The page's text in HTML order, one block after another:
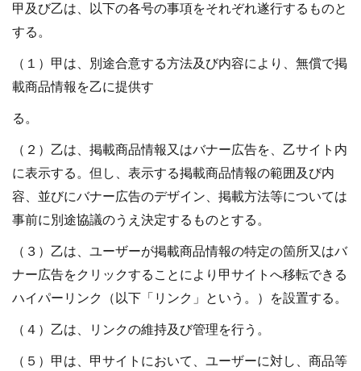
甲及び乙は、以下の各号の事項をそれぞれ遂行するものと
する。
（１）甲は、別途合意する方法及び内容により、無償で掲
載商品情報を乙に提供す
る。
（２）乙は、掲載商品情報又はバナー広告を、乙サイト内
に表示する。但し、表示する掲載商品情報の範囲及び内
容、並びにバナー広告のデザイン、掲載方法等については
事前に別途協議のうえ決定するものとする。
（３）乙は、ユーザーが掲載商品情報の特定の箇所又はバ
ナー広告をクリックすることにより甲サイトへ移転できる
ハイパーリンク（以下「リンク」という。）を設置する。
（４）乙は、リンクの維持及び管理を行う。
（５）甲は、甲サイトにおいて、ユーザーに対し、商品等